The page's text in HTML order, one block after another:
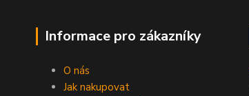
Informace pro zákazníky
O nás
Jak nakupovat